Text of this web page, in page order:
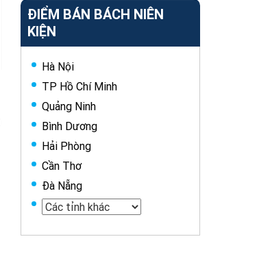
ĐIỂM BÁN BÁCH NIÊN
KIỆN
Hà Nội
TP Hồ Chí Minh
Quảng Ninh
Bình Dương
Hải Phòng
Cần Thơ
Đà Nẵng